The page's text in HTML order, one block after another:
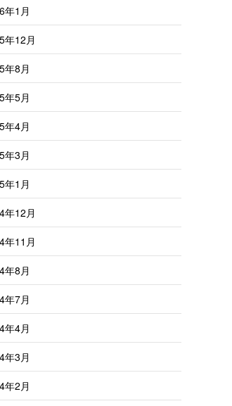
年1月
年12月
年8月
年5月
年4月
年3月
年1月
年12月
年11月
年8月
年7月
年4月
年3月
年2月